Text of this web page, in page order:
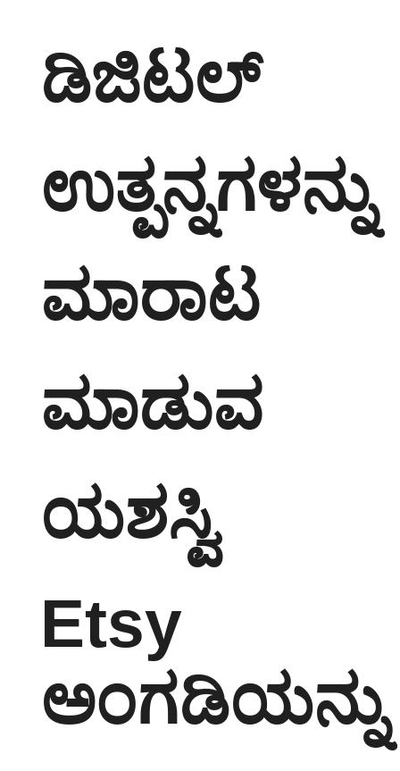
ಡಿಜಿಟಲ್
ಉತ್ಪನ್ನಗಳನ್ನು
ಮಾರಾಟ
ಮಾಡುವ
ಯಶಸ್ವಿ
Etsy
ಅಂಗಡಿಯನ್ನು